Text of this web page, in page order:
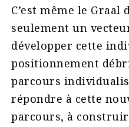
C’est même le
seulement un
développer cette
positionnement
parcours
répondre à cette
parcours, à